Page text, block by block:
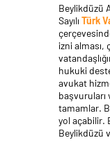
Beylikdüzü
Sayılı Türk
izni alması,
hukuki
avukat
başvuruları
tamamlar.
yol açabilir.
Beylikdüzü